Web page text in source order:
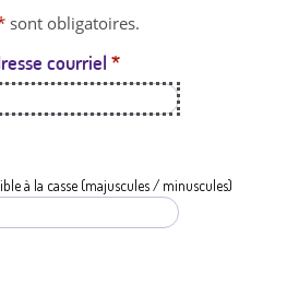
sont obligatoires.
courriel *
à la casse (majuscules / minuscules)